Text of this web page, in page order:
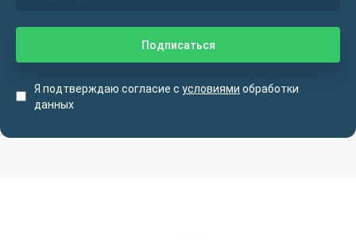
Я подтверждаю согласие с условиями обработки
данных